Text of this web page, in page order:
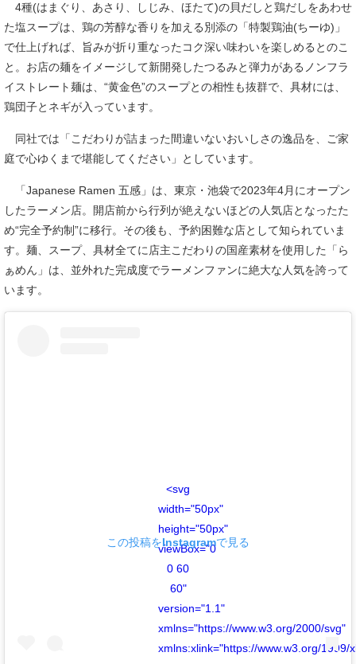
4種(はまぐり、あさり、しじみ、ほたて)の貝だしと鶏だしをあわせ
た塩スープは、鶏の芳醇な香りを加える別添の「特製鶏油(ちーゆ)」
で仕上げれば、旨みが折り重なったコク深い味わいを楽しめるとのこ
と。お店の麺をイメージして新開発したつるみと弾力があるノンフラ
イストレート麺は、“黄金色”のスープとの相性も抜群で、具材には、
鶏団子とネギが入っています。
同社では「こだわりが詰まった間違いないおいしさの逸品を、ご家
庭で心ゆくまで堪能してください」としています。
「Japanese Ramen 五感」は、東京・池袋で2023年4月にオープン
したラーメン店。開店前から行列が絶えないほどの人気店となったた
め“完全予約制”に移行。その後も、予約困難な店として知られていま
す。麺、スープ、具材全てに店主こだわりの国産素材を使用した「ら
ぁめん」は、並外れた完成度でラーメンファンに絶大な人気を誇って
います。
<svg
width="50px"
height="50px"
viewBox="0
0 60
60"
version="1.1"
xmlns="https://www.w3.org/2000/svg"
xmlns:xlink="https://www.w3.org/1999/
この投稿をInstagramで見る